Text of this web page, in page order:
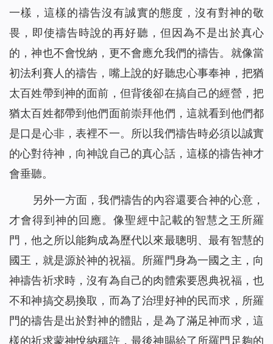
一樣，這樣的禱告沒有誠實的態度，沒有對神的敬
畏，即使禱告時說的再好聽，但因為不是出於真心
的，神也不會悅納，更不會應允我們的禱告。就像當
初法利賽人的禱告，嘴上說的好聽忠心事奉神，把猶
太百姓帶到神的面前，但背後卻在搞自己的經營，把
猶太百姓都帶到他們面前崇拜他們，這就看到他們都
是口是心非，表裡不一。所以我們禱告時必須以誠實
的心對待神，向神說自己的真心話，這樣的禱告神才
會垂聽。
另外一方面，我們禱告的內容還要合神的心意，
才會得到神的回應。像聖經中記載的智慧之王所羅
門，他之所以能夠成為歷代以來最聰明、最有智慧的
國王，就是源於神的祝福。所羅門身為一國之主，向
神禱告祈求時，沒有為自己的肉體索要恩典祝福，也
不和神搞交易換取，而為了治理好神的民而求，所羅
門的禱告是出於對神的體貼，是為了滿足神而求，這
樣的祈求蒙神悅納稱許，最後神賜給了所羅門足夠的